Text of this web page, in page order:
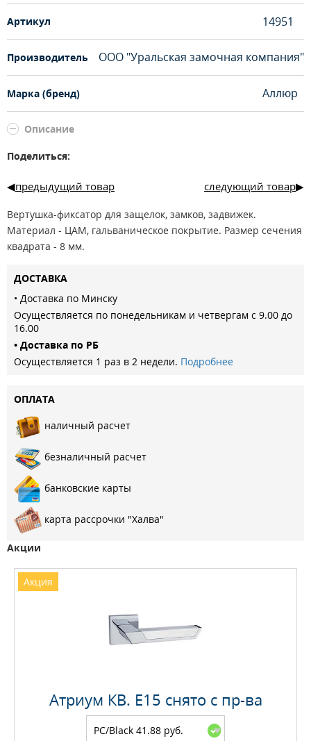
Артикул 14951
Производитель ООО "Уральская замочная компания"
Марка (бренд) Аллюр
Описание
Поделиться:
предыдущий товар следующий товар
Вертушка-фиксатор для защелок, замков, задвижек.
Материал - ЦАМ, гальваническое покрытие. Размер сечения
квадрата - 8 мм.
ДОСТАВКА
• Доставка по Минску
Осуществляется по понедельникам и четвергам с 9.00 до
16.00
• Доставка по РБ
Осуществляется 1 раз в 2 недели. Подробнее
ОПЛАТА
наличный расчет
безналичный расчет
банковские карты
карта рассрочки "Халва"
Акции
Акция
Атриум КВ. E15 снято с пр-ва
PC/Black 41.88 руб.